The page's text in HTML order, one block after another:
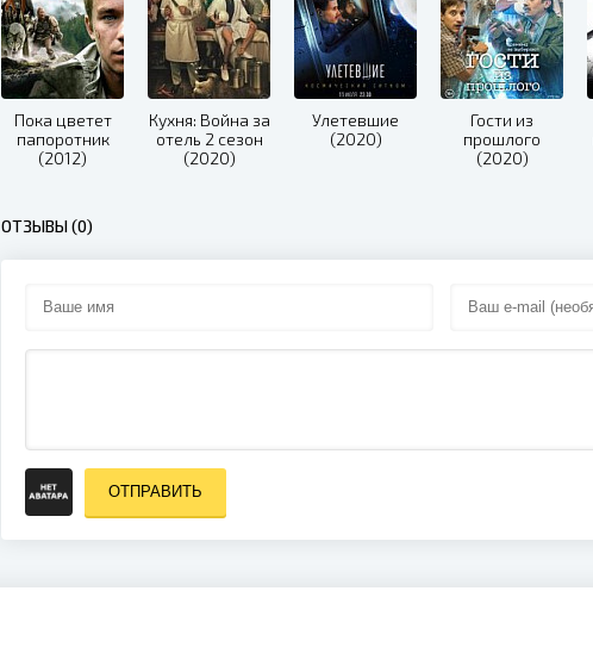
Пока цветет
папоротник
(2012)
Кухня: Война за
отель 2 сезон
(2020)
Улетевшие
(2020)
Гости из
прошлого
(2020)
ОТЗЫВЫ (0)
ОТПРАВИТЬ